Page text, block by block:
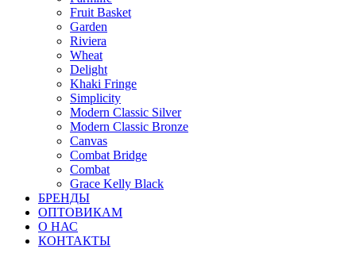
Fruit Basket
Garden
Riviera
Wheat
Delight
Khaki Fringe
Simplicity
Modern Classic Silver
Modern Classic Bronze
Canvas
Combat Bridge
Combat
Grace Kelly Black
БРЕНДЫ
ОПТОВИКАМ
О НАС
КОНТАКТЫ